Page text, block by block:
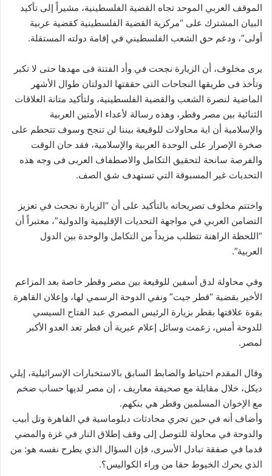
الموقف العربي الموحد تجاه القضية الفلسطينية، مشيراً إلى تأكيد
البيان المشترك على “مركزية القضية الفلسطينية كقضية عربية
أولى”، ودعم حق الشعب الفلسطيني في إقامة دولته المستقلة.
يرى مخلوف، أن الزيارة نجحت في وأد الفتنة فى مهدها حتى لا تكبر
وتأخذ فى طريقها النجاحات التى حققتها الدولتان طوال الأشهر
الماضية لنصرة الشعب والقضية الفلسطينية، ولتأكيد متانة العلاقات
الثنائية بين مصر وقطر، وهذه رسالة لأعداء الأمتين العربية
والإسلامية أن اية محاولات للوقيعة بيننا لن تنجح وسوف تتحطم على
صخرة الإصرار على الوحدة العربية والإسلامية، فقد حان الوقت
والفرصة سانحة لتحقيق التكامل والاصطفاف العربى فى وجه هذه
التحديات غير المسبوقة التي تستهدف شق الصف.
واختتم مخلوف تصريحاته بالتأكيد على أن “الزيارة نجحت في تعزيز
التضامن العربي في مواجهة التحديات الإقليمية والدولية”، معتبراً أن
“اللحظة الراهنة تتطلب مزيداً من التكامل والوحدة بين الدول
العربية”.
وفي محاولة لدق أسفين للوقيعة بين مصر وقطر خاصة بعد المزاعم
الأخير بقضية “قطر جيت” ونفي الدوحة الرسمي لها، وإعلان القاهرة
بقوة علاقتها بقطر بزيارة الرئيس المصري عبد الفتاح السيسي
للدوحة أمس، زعمت وسائل إعلام عبرية أن قطر تعد العدو الأكبر
لمصر.
وقال المقدم احتياط والضابط السابق بالاستخبارات الإسرائيلية، إيلي
ديكل، خلال مقابلة مع صحيفة معاريف ، إن مصر لديها حساب ضخم
مع الإخوان المسلمين وقطر هي بنكهم.
وأضاف أنه في حين تجري محادثات دبلوماسية في القاهرة وتل أبيب
والدوحة في محاولة للتوصل إلى وقف إطلاق النار في غزة والمضي
قدما في صفقة تبادل الأسرى، فإن السؤال الذي يطرح نفسه هو: من
الذي يحرك الخيوط حقا من وراء الكواليس؟.